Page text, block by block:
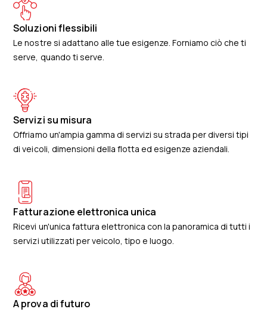
Soluzioni flessibili
Le nostre si adattano alle tue esigenze. Forniamo ciò che ti
serve, quando ti serve.
Servizi su misura
Offriamo un'ampia gamma di servizi su strada per diversi tipi
di veicoli, dimensioni della flotta ed esigenze aziendali.
Fatturazione elettronica unica
Ricevi un'unica fattura elettronica con la panoramica di tutti i
servizi utilizzati per veicolo, tipo e luogo.
A prova di futuro